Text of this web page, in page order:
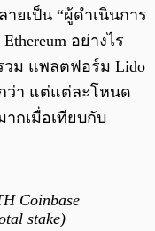
ายเป็น “ผู้ดำเนินการ
อย่างไร
ม แพลตฟอร์ม Lido
ว่า แต่แต่ละโหนด
กเมื่อเทียบกับ
Coinbase
stake)